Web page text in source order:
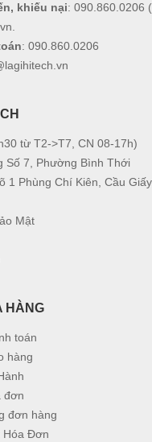
khiếu nại: 090.860.0206
.
: 090.860.0206
từ T2->T7, CN 08-17h)
Số 7, Phường Bình Thới
1 Phùng Chí Kiên, Cầu
Mật
HÀNG
toán
hàng
đơn
đơn hàng
Hóa Đơn